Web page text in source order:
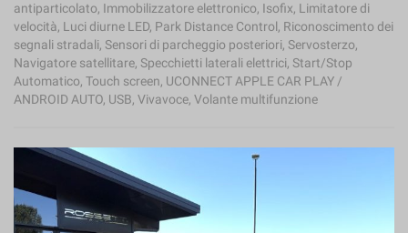
antiparticolato, Immobilizzatore elettronico, Isofix, Limitatore di
velocità, Luci diurne LED, Park Distance Control, Riconoscimento dei
segnali stradali, Sensori di parcheggio posteriori, Servosterzo,
Navigatore satellitare, Specchietti laterali elettrici, Start/Stop
Automatico, Touch screen, UCONNECT APPLE CAR PLAY /
ANDROID AUTO, USB, Vivavoce, Volante multifunzione